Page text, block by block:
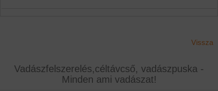
Vissza
Vadászfelszerelés,céltávcső, vadászpuska -
Minden ami vadászat!